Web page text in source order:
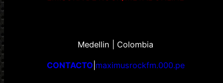
Medellin | Colombia
CONTACTO maximusrockfm.000.pe